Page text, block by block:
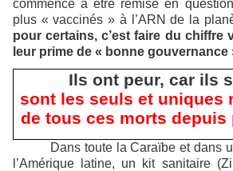
commence à être remise en
plus « vaccinés » à l’ARN de la
pour certains, c’est faire du chiffre
leur prime de « bonne gouvernance
Ils ont peur, car ils
sont les seuls et uniques
de tous ces morts depuis
Dans toute la Caraïbe et dans
l’Amérique latine, un kit sanitaire